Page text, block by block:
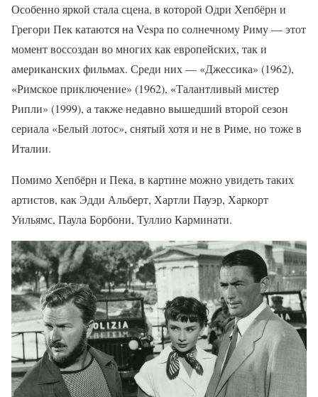
Особенно яркой стала сцена, в которой Одри Хепбёрн и
Грегори Пек катаются на Vespa по солнечному Риму — этот
момент воссоздан во многих как европейских, так и
американских фильмах. Среди них — «Джессика» (1962),
«Римское приключение» (1962), «Талантливый мистер
Рипли» (1999), а также недавно вышедший второй сезон
сериала «Белый лотос», снятый хотя и не в Риме, но тоже в
Италии.
Помимо Хепбёрн и Пека, в картине можно увидеть таких
артистов, как Эдди Альберт, Хартли Пауэр, Харкорт
Уильямс, Паула Борбони, Туллио Карминати.